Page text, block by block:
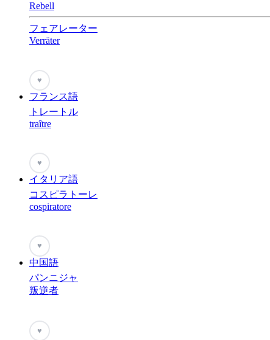
Rebell
フェアレーター
Verräter
♥
フランス語
トレートル
traître
♥
イタリア語
コスピラトーレ
cospiratore
♥
中国語
パンニジャ
叛逆者
♥